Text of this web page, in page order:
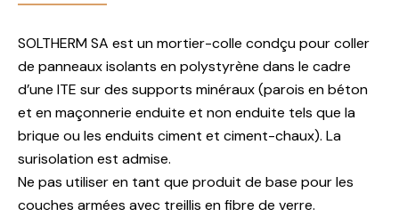
SOLTHERM SA est un mortier-colle condçu pour coller
de panneaux isolants en polystyrène dans le cadre
d’une ITE sur des supports minéraux (parois en béton
et en maçonnerie enduite et non enduite tels que la
brique ou les enduits ciment et ciment-chaux). La
surisolation est admise.
Ne pas utiliser en tant que produit de base pour les
couches armées avec treillis en fibre de verre.